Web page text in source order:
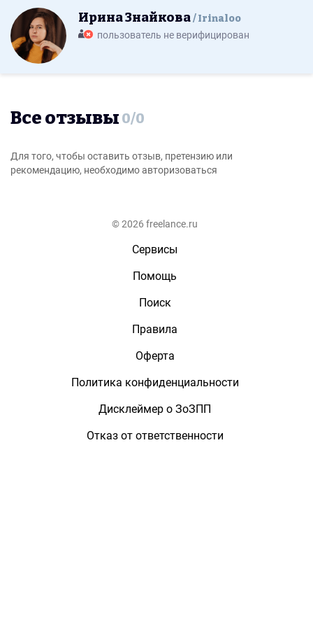
Ирина Знайкова Irinaloo
пользователь не верифицирован
Все отзывы 0/0
Для того, чтобы оставить отзыв, претензию или
рекомендацию, необходимо авторизоваться
© 2026 freelance.ru
Сервисы
Помощь
Поиск
Правила
Оферта
Политика конфиденциальности
Дисклеймер о ЗоЗПП
Отказ от ответственности